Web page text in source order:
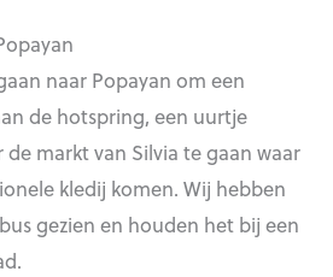
naar Popayan om een
de hotspring, een uurtje
markt van Silvia te gaan waar
kledij komen. Wij hebben
gezien en houden het bij een